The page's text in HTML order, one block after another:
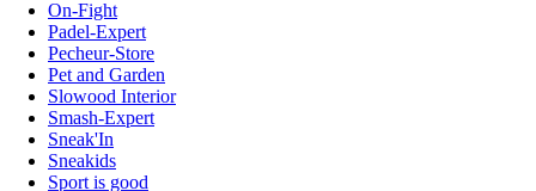
On-Fight
Padel-Expert
Pecheur-Store
Pet and Garden
Slowood Interior
Smash-Expert
Sneak'In
Sneakids
Sport is good